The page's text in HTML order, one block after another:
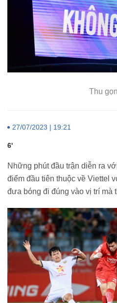
Thu gọn
27/07/2023 | 19:21
6'
Những phút đầu trận diễn ra
điểm đầu tiên thuộc về Viettel
đưa bóng đi đúng vào vị trí mà